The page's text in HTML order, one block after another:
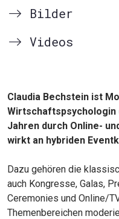
Bilder
Videos
Claudia Bechstein ist
Wirtschaftspsychologin
Jahren durch Online-
wirkt an hybriden
Dazu gehören die
auch Kongresse, Galas,
Ceremonies und Online/
Themenbereichen